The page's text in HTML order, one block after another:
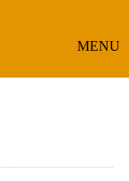
MENU